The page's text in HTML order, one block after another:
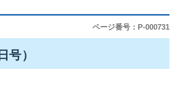
ページ番号：P-000731
）